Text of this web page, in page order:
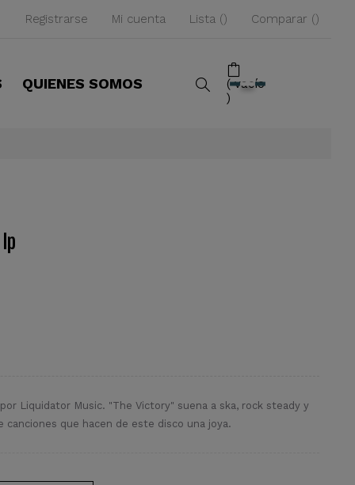
Registrarse Mi cuenta Lista Comparar
QUIENES SOMOS vacío
Liquidator Music. "The Victory" suena a ska, rock steady y
que hacen de este disco una joya.